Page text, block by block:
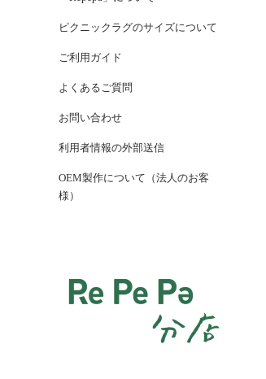
ピクニックラグのサイズについて
ご利用ガイド
よくあるご質問
お問い合わせ
利用者情報の外部送信
OEM製作について（法人のお客
様）